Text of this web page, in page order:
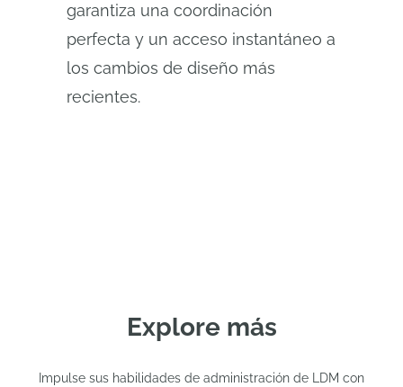
garantiza una coordinación
perfecta y un acceso instantáneo a
los cambios de diseño más
recientes.
Explore más
Impulse sus habilidades de administración de LDM con